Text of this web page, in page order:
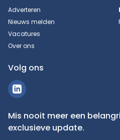
Adverteren
Nieuws melden
Vacatures
Over ons
Volg ons
Mis nooit meer een
exclusieve update.